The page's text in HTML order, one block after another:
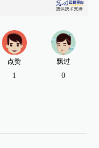
点赞
1
飘过
0